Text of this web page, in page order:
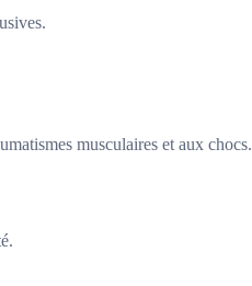
musculaires et aux chocs.